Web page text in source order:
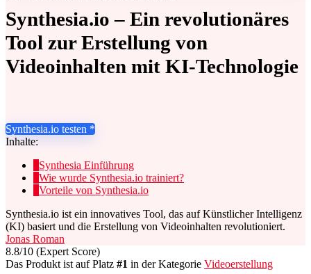
Synthesia.io – Ein revolutionäres
Tool zur Erstellung von
Videoinhalten mit KI-Technologie
Synthesia.io testen *
Inhalte:
Synthesia Einführung
Wie wurde Synthesia.io trainiert?
Vorteile von Synthesia.io
Synthesia.io ist ein innovatives Tool, das auf Künstlicher Intelligenz
(KI) basiert und die Erstellung von Videoinhalten revolutioniert.
Jonas Roman
8.8/10 (Expert Score)
Das Produkt ist auf Platz #1 in der Kategorie Videoerstellung